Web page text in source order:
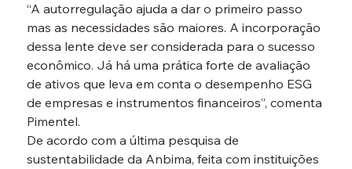
“A autorregulação ajuda a dar o primeiro passo
mas as necessidades são maiores. A incorporação
dessa lente deve ser considerada para o sucesso
econômico. Já há uma prática forte de avaliação
de ativos que leva em conta o desempenho ESG
de empresas e instrumentos financeiros”, comenta
Pimentel.
De acordo com a última pesquisa de
sustentabilidade da Anbima, feita com instituições